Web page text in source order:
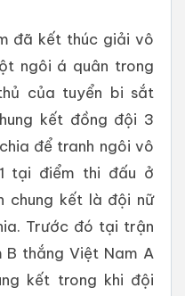
đã kết thúc giải vô
ngôi á quân trong
của tuyển bi sắt
kết đồng đội 3
để tranh ngôi vô
tại điểm thi đấu ở
chung kết là đội nữ
Trước đó tại trận
B thắng Việt Nam A
kết trong khi đội